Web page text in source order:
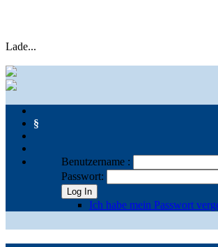
Lade...
§
Benutzername :
Passwort:
Log In
Ich habe mein Passwort